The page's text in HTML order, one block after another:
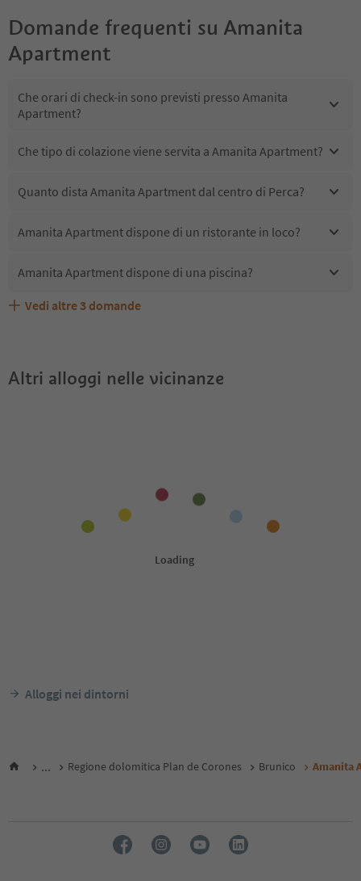
Domande frequenti su Amanita
Apartment
Che orari di check-in sono previsti presso Amanita
Apartment?
Che tipo di colazione viene servita a Amanita Apartment?
Quanto dista Amanita Apartment dal centro di Perca?
Amanita Apartment dispone di un ristorante in loco?
Amanita Apartment dispone di una piscina?
Amanita Apartment accetta animali domestici?
Quali servizi/attività sono disponibili presso Amanita
Gli ospiti di Amanita Apartment ricevono l'Alto Adige
Vedi altre 3 domande
Altri alloggi nelle vicinanze
Alloggi nei dintorni
... Regione dolomitica Plan de Corones Brunico Amanita